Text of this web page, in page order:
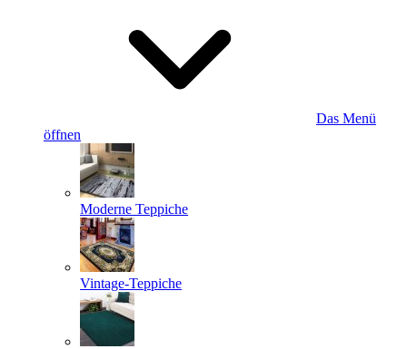
Das Menü
öffnen
Moderne Teppiche
Vintage-Teppiche